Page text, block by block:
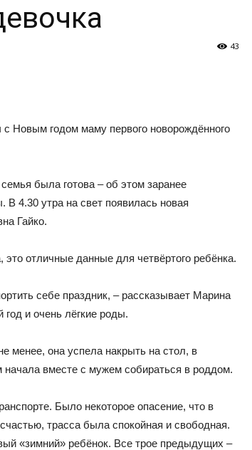
43
с Новым годом маму первого новорождённого
была готова – об этом заранее
4.30 утра на свет появилась новая
Гайко.
отличные данные для четвёртого ребёнка.
себе праздник, – рассказывает Марина
и очень лёгкие роды.
менее, она успела накрыть на стол, в
начала вместе с мужем собираться в роддом.
Было некоторое опасение, что в
трасса была спокойная и свободная.
«зимний» ребёнок. Все трое предыдущих –